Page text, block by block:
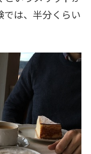
では、半分くらい